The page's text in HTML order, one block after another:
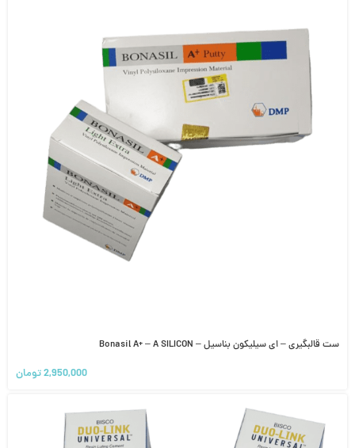
ست قالبگیری – ای سیلیکون بناسیل – Bonasil A+ – A SILICON
2,950,000تومان